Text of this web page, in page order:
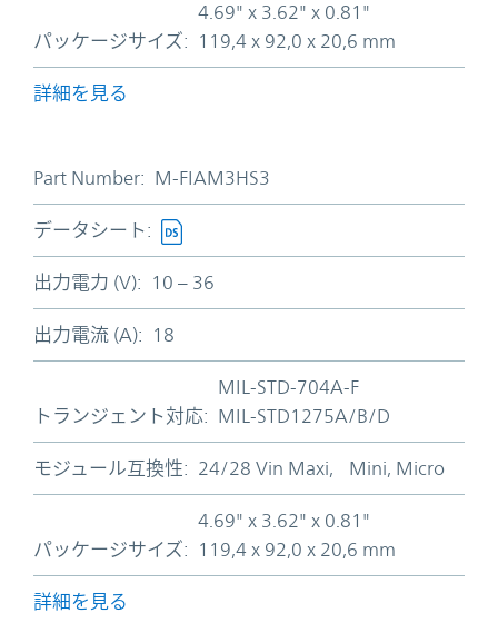
パッケージサイズ:
4.69" x 3.62" x 0.81"
119,4 x 92,0 x 20,6 mm
詳細を見る
Part Number: M-FIAM3HS3
データシート:
出力電力 (V): 10 – 36
出力電流 (A): 18
トランジェント対応:
MIL-STD-704A-F
MIL-STD1275A/B/D
モジュール互換性: 24/28 Vin Maxi, Mini, Micro
パッケージサイズ:
4.69" x 3.62" x 0.81"
119,4 x 92,0 x 20,6 mm
詳細を見る